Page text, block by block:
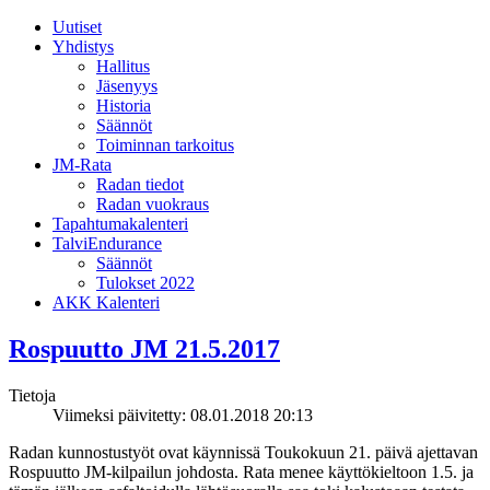
Uutiset
Yhdistys
Hallitus
Jäsenyys
Historia
Säännöt
Toiminnan tarkoitus
JM-Rata
Radan tiedot
Radan vuokraus
Tapahtumakalenteri
TalviEndurance
Säännöt
Tulokset 2022
AKK Kalenteri
Rospuutto JM 21.5.2017
Tietoja
Viimeksi päivitetty: 08.01.2018 20:13
Radan kunnostustyöt ovat käynnissä Toukokuun 21. päivä ajettavan
Rospuutto JM-kilpailun johdosta. Rata menee käyttökieltoon 1.5. ja